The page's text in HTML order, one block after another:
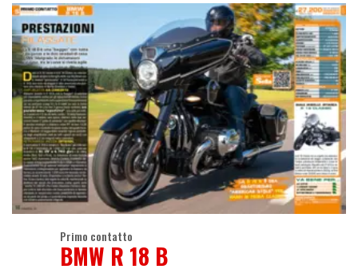
Primo contatto
BMW R 18 B